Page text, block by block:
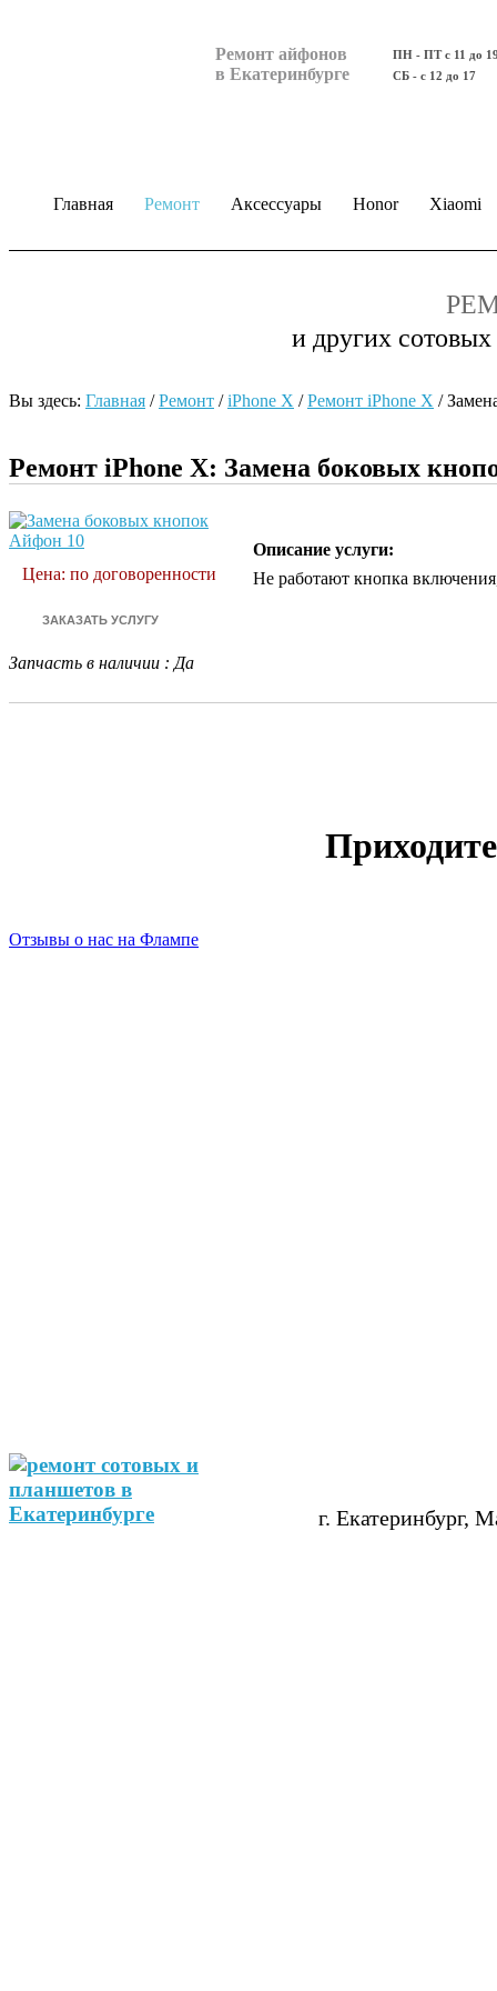
Ремонт айфонов
в Екатеринбурге
ПН - ПТ с 11 до
СБ - с 12 до 17
Главная Ремонт Аксессуары Honor Xiaomi
и других
Вы здесь: Главная /Ремонт /iPhone X /Ремонт iPhone Х /
Ремонт iPhone Х: Замена боковых
Цена: по договоренности
Описание услуги:
Не работают кнопка
Запчасть в наличии : Да
Отзывы о нас на Флампе
г. Екатеринбург,